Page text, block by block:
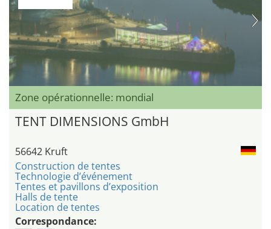
Zone opérationnelle: mondial
TENT DIMENSIONS GmbH
56642 Kruft
Construction de tentes
Technologie d’événement
Tentes et pavillons d’exposition
Halls de tente
Location de tentes
Correspondance: